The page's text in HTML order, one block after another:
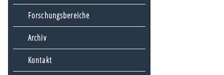
Forschungsbereiche
Archiv
Kontakt